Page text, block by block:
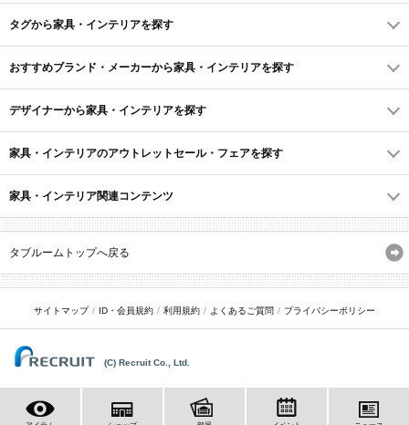
タグから家具・インテリアを探す
おすすめブランド・メーカーから家具・インテリアを探す
デザイナーから家具・インテリアを探す
家具・インテリアのアウトレットセール・フェアを探す
家具・インテリア関連コンテンツ
タブルームトップへ戻る
サイトマップ ID・会員規約 利用規約 よくあるご質問 プライバシーポリシー
(C) Recruit Co., Ltd.